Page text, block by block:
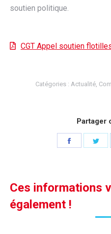
soutien politique.
CGT Appel soutien
Catégories : Actualité,
Partager
Partager
Ces informations
également !